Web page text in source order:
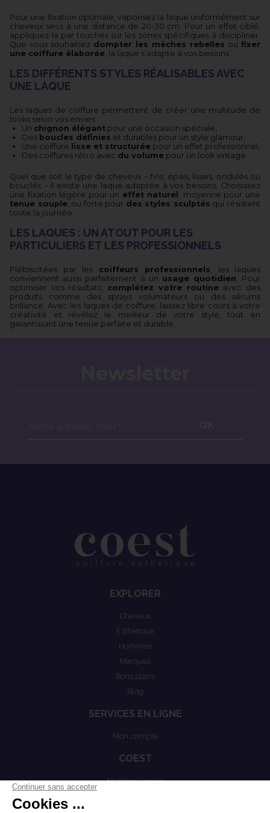
Pour une fixation optimale, vaporisez la laque uniformément sur
cheveux secs à une distance de 20-30 cm. Pour un effet ciblé,
appliquez-la par touches sur les zones spécifiques à discipliner.
Que vous souhaitiez dompter les mèches rebelles ou fixer
une coiffure élaborée, la laque s’adapte à vos besoins.
LES DIFFÉRENTS STYLES RÉALISABLES AVEC
UNE LAQUE
Les laques de coiffure permettent de créer une multitude de
looks selon vos envies :
Un chignon élégant pour une occasion spéciale,
Des boucles définies et durables pour un style glamour,
Une coiffure lisse et structurée pour un effet professionnel,
Des coiffures rétro avec du volume pour un look vintage.
Quel que soit le type de cheveux – fins, épais, lisses, ondulés ou
bouclés – il existe une laque adaptée à vos besoins. Choisissez
une fixation légère pour un effet naturel , moyenne pour une
tenue souple, ou forte pour des styles sculptés qui résistent
toute la journée.
LES LAQUES : UN ATOUT POUR LES
PARTICULIERS ET LES PROFESSIONNELS
Plébiscitées par les coiffeurs professionnels, les laques
conviennent aussi parfaitement à un usage quotidien. Pour
optimiser vos résultats, complétez votre routine avec des
produits comme des sprays volumateurs ou des sérums
brillance. Avec les laques de coiffure, laissez libre cours à votre
créativité et révélez le meilleur de votre style, tout en
garantissant une tenue parfaite et durable.
EXPLORER
Cheveux
Esthétique
Hommes
Marques
Bons plans
Blog
SERVICES EN LIGNE
Mon compte
COEST
Mention légales